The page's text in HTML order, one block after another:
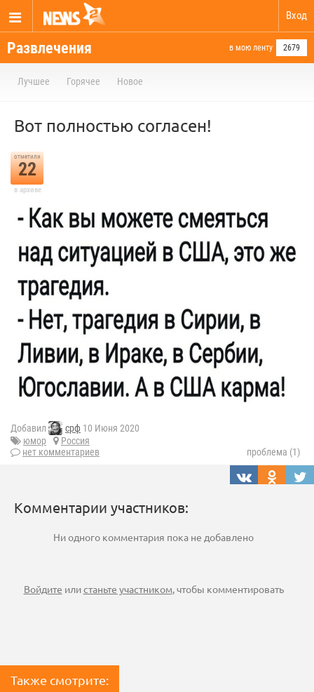
Вход
Развлечения в мою ленту 2679
Лучшее Горячее Новое
Вот полностью согласен!
отметили
22
в архиве
Добавил срф 10 Июня 2020
юмор
Россия
нет комментариев
проблема (1)
Комментарии участников:
Ни одного комментария пока не добавлено
Войдите илистаньте участником, чтобы комментировать
Также смотрите: